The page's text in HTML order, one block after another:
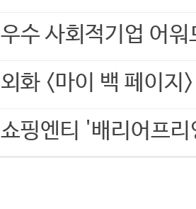
우수 사회적기업 어워
외화 <마이 백 페이지
쇼핑엔티 '배리어프